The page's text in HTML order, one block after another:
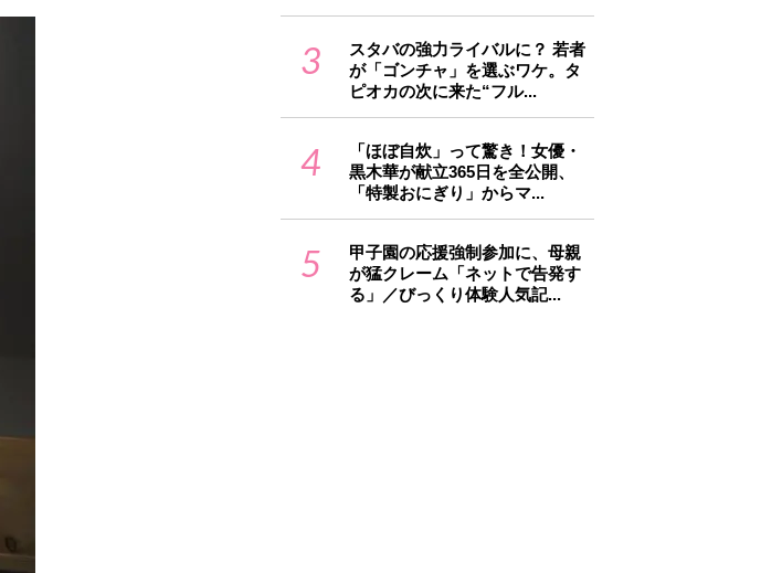
3
スタバの強力ライバルに？ 若者
が「ゴンチャ」を選ぶワケ。タ
ピオカの次に来た“フル...
4
「ほぼ自炊」って驚き！女優・
黒木華が献立365日を全公開、
「特製おにぎり」からマ...
5
甲子園の応援強制参加に、母親
が猛クレーム「ネットで告発す
る」／びっくり体験人気記...